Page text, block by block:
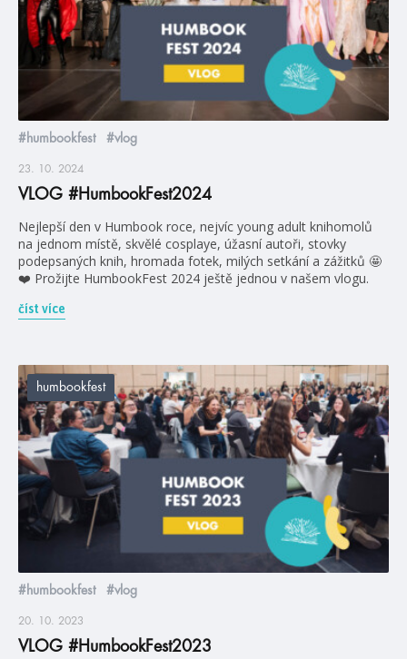
#humbookfest #vlog
23. 10. 2024
VLOG #HumbookFest2024
Nejlepší den v Humbook roce, nejvíc young adult knihomolů
na jednom místě, skvělé cosplaye, úžasní autoři, stovky
podepsaných knih, hromada fotek, milých setkání a zážitků 🤩
❤️ Prožijte HumbookFest 2024 ještě jednou v našem vlogu.
číst více
humbookfest
#humbookfest #vlog
20. 10. 2023
VLOG #HumbookFest2023